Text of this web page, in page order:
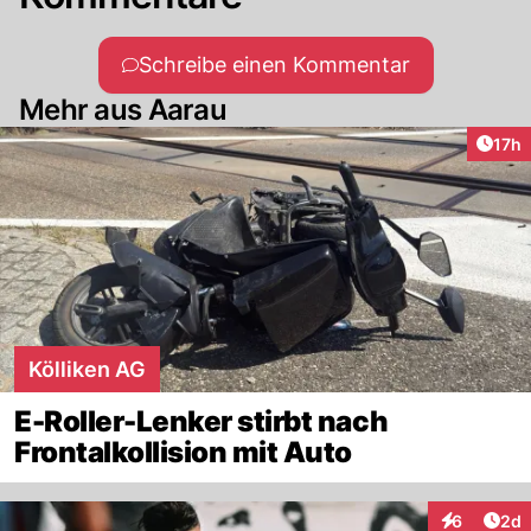
Schreibe einen Kommentar
Mehr aus Aarau
17h
Kölliken AG
E-Roller-Lenker stirbt nach
Frontalkollision mit Auto
6 2d